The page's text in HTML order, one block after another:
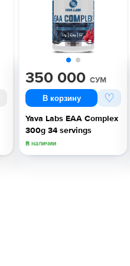
350 000 СУМ
В корзину ♡
Yava Labs EAA Complex
300g 34 servings
В наличии